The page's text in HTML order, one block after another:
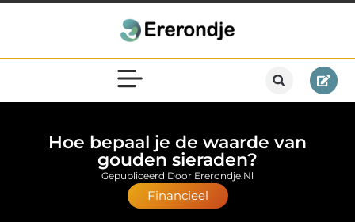
Hoe bepaal je de waarde van
gouden sieraden?
Financieel
Gepubliceerd Door Ererondje.nl